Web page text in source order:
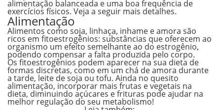
alimentação balanceada e uma boa frequência de
exercícios físicos. Veja a seguir mais detalhes.
Alimentação
Alimentos como soja, linhaça, inhame e amora são
ricos em fitoestrogênios: substâncias que oferecem ao
organismo um efeito semelhante ao do estrogênio,
podendo compensar a falta produzida pelo corpo.
Os fitoestrogênios podem aparecer na sua dieta de
formas discretas, como em um chá de amora durante
a tarde, leite de soja ou tofu. Ainda no quesito
alimentação, incorporar mais frutas e vegetais na
dieta, diminuindo açúcares e frituras pode ajudar na
melhor regulação do seu metabolismo!